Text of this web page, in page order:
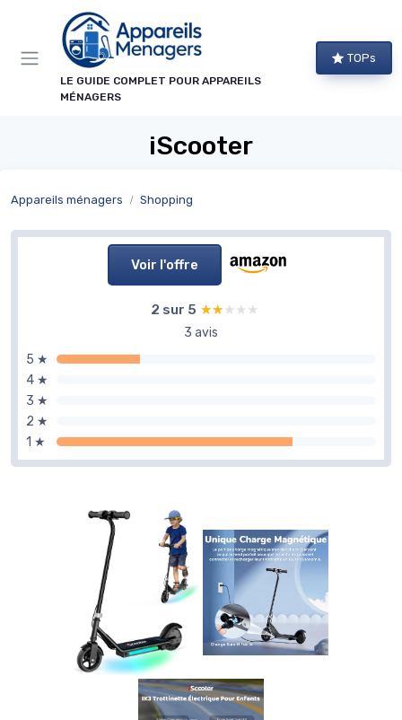
LE GUIDE COMPLET POUR APPAREILS
MÉNAGERS
TOPs
iScooter
Appareils ménagers Shopping
Voir l'offre
2 sur 5 ★★★★★
★★★★★
3 avis
5 ★
4 ★
3 ★
2 ★
1 ★
Panneau de gestion des cookies